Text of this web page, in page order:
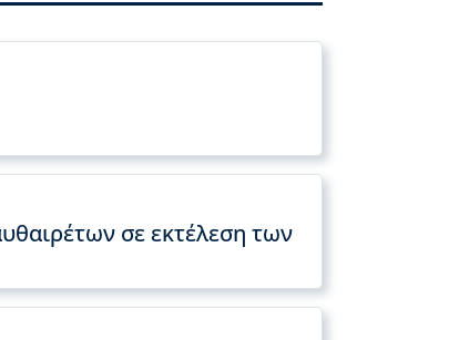
σε εκτέλεση των